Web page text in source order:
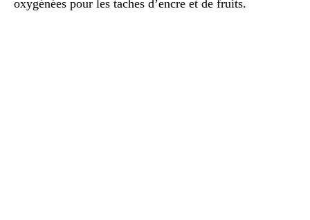
oxygénées pour les taches d’encre et de fruits.